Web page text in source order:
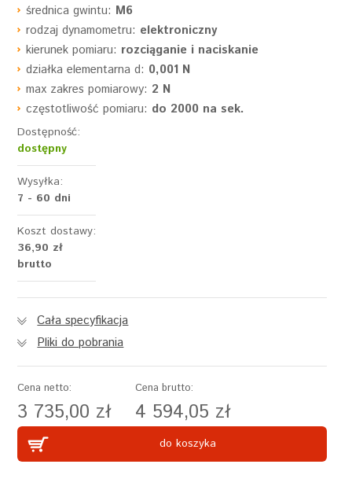
średnica gwintu: M6
rodzaj dynamometru: elektroniczny
kierunek pomiaru: rozciąganie i naciskanie
działka elementarna d: 0,001 N
max zakres pomiarowy: 2 N
częstotliwość pomiaru: do 2000 na sek.
Dostępność:
dostępny
Wysyłka:
7 - 60 dni
Koszt dostawy:
36,90 zł
brutto
Cała specyfikacja
Pliki do pobrania
Cena netto:
3 735,00 zł
Cena brutto:
4 594,05 zł
do koszyka